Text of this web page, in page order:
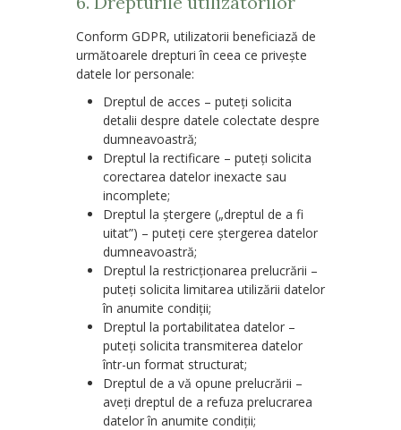
Conform GDPR, utilizatorii beneficiază de
următoarele drepturi în ceea ce privește
datele lor personale:
Dreptul de acces – puteți solicita
detalii despre datele colectate despre
dumneavoastră;
Dreptul la rectificare – puteți solicita
corectarea datelor inexacte sau
incomplete;
Dreptul la ștergere („dreptul de a fi
uitat”) – puteți cere ștergerea datelor
dumneavoastră;
Dreptul la restricționarea prelucrării –
puteți solicita limitarea utilizării datelor
în anumite condiții;
Dreptul la portabilitatea datelor –
puteți solicita transmiterea datelor
într-un format structurat;
Dreptul de a vă opune prelucrării –
aveți dreptul de a refuza prelucrarea
datelor în anumite condiții;